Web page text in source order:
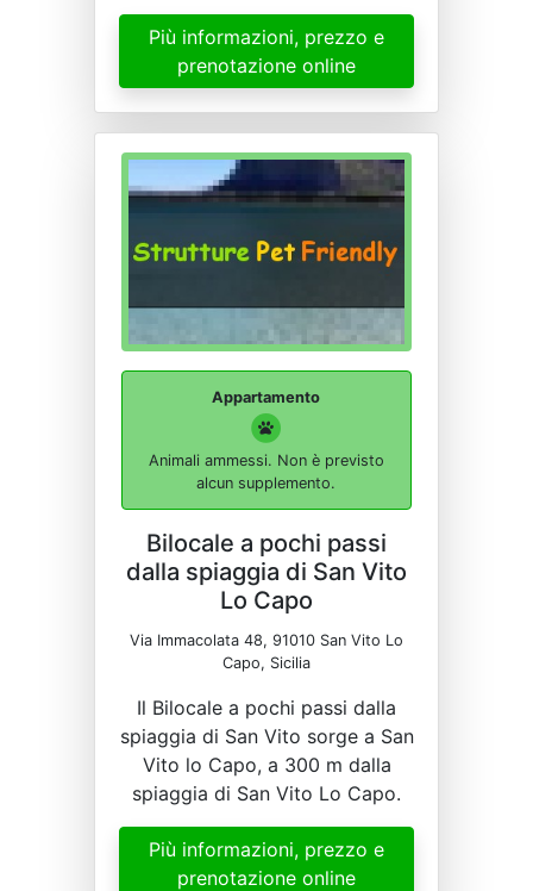
Più informazioni, prezzo e
prenotazione online
Appartamento
Animali ammessi. Non è previsto
alcun supplemento.
Bilocale a pochi passi
dalla spiaggia di San Vito
Lo Capo
Via Immacolata 48, 91010 San Vito Lo
Capo, Sicilia
Il Bilocale a pochi passi dalla
spiaggia di San Vito sorge a San
Vito lo Capo, a 300 m dalla
spiaggia di San Vito Lo Capo.
Più informazioni, prezzo e
prenotazione online